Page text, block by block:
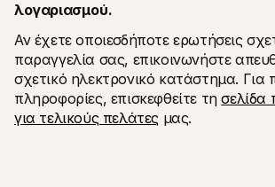
λογαριασμού.
Αν έχετε οποιεσδήποτε ερωτήσεις
παραγγελία σας, επικοινωνήστε
σχετικό ηλεκτρονικό κατάστημα. Για
πληροφορίες, επισκεφθείτε τη σελίδα
για τελικούς πελάτες μας.